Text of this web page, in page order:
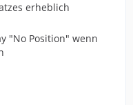
erheblich
"No Position" wenn